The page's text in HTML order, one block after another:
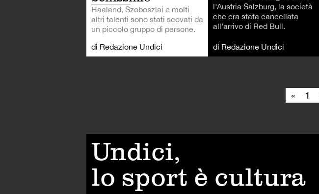
Haaland, Szoboszlai e molti
altri talenti sono stati scovati da
un piccolo gruppo di persone.
di Redazione Undici
l'Austria Salzburg, la società
che era stata cancellata
all'arrivo di Red Bull.
di Redazione Undici
« 1
Undici,
lo sport è cultura